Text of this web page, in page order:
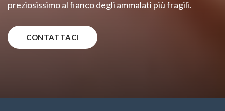
preziosissimo al fianco degli ammalati più fragili.
CONTATTACI